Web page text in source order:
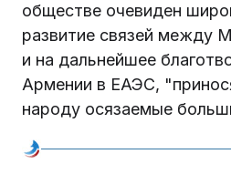
обществе очевиден
развитие связей между
и на дальнейшее
Армении в ЕАЭС,
народу осязаемые